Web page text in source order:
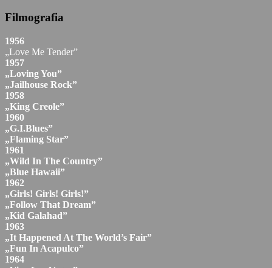
Filmografia
1956
„Love Me Tender”
1957
„Loving You”
„Jailhouse Rock”
1958
„King Creole”
1960
„G.I.Blues”
„Flaming Star”
1961
„Wild In The Country”
„Blue Hawaii”
1962
„Girls! Girls! Girls!”
„Follow That Dream”
„Kid Galahad”
1963
„It Happened At The World’s Fair”
„Fun In Acapulco”
1964